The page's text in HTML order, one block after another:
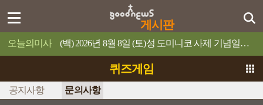
게시판
오늘의미사 (백) 2026년 8월 8일 (토)성 도미니코 사제 기념일믿음이 있으면 너희가 못할 일은 하나도 없을 것이다.
퀴즈게임
공지사항 문의사항